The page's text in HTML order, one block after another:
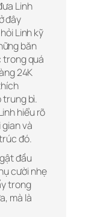
Linh
đây
Linh kỹ
băn
trong quá
24K
trung bì.
hiểu rõ
và
đó.
đầu
cười nhẹ
trong
mà là